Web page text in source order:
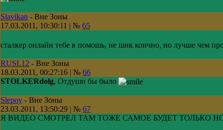
Slavikan - Вне Зоны
17.03.2011, 10:30:11 | № 65
сталкер онлайн тебе в помошь, не шик кончно, но лучше чем
RUSL12 - Вне Зоны
18.03.2011, 00:27:16 | № 66
STOLKERdolg, Отдуши бы было
Slepoy - Вне Зоны
23.03.2011, 13:50:29 | № 67
Я ВИДЕО СМОТРЕЛ ТАМ ТОЖЕ САМОЕ БУДЕТ ТОЛЬКО